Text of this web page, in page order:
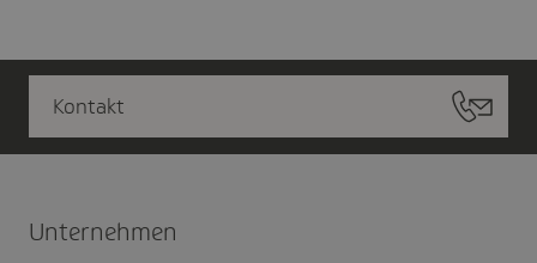
Kontakt
Unter­nehmen